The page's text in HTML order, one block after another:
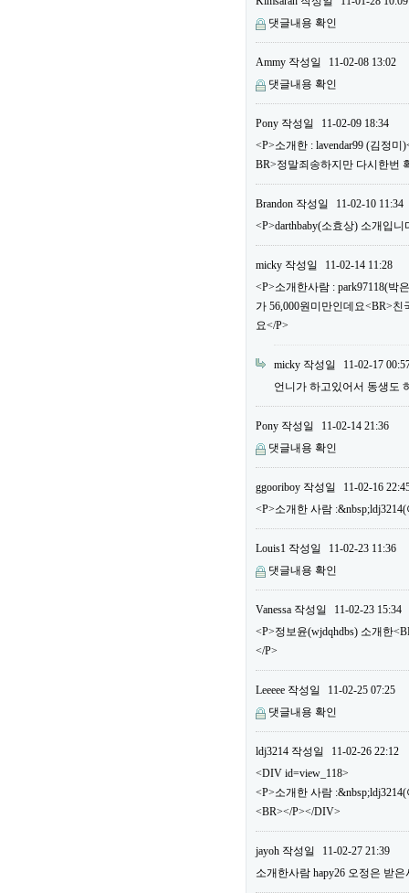
댓글내용 확인
Ammy 작성일
11-02-08 13:02
댓글내용 확인
Pony 작성일
11-02-09 18:34
<P>소개한 : lavendar99 (김정
BR>정말죄송하지만 다시한번
Brandon 작성일
11-02-10 11:34
<P>darthbaby(소효상) 소개입니
micky 작성일
11-02-14 11:28
<P>소개한사람 : park97118(박
가 56,000원미만인데요<BR>
요</P>
micky 작성일
11-02-17
언니가 하고있어서 동생도
Pony 작성일
11-02-14 21:36
댓글내용 확인
ggooriboy 작성일
11-02-16
<P>소개한 사람
Louis1 작성일
11-02-23 11:36
댓글내용 확인
Vanessa 작성일
11-02-23 15:34
<P>정보윤(wjdqhdbs) 소개한
</P>
Leeeee 작성일
11-02-25 07:25
댓글내용 확인
ldj3214 작성일
11-02-26 22:12
<DIV id=view_118>
<P>소개한 사람
<BR></P></DIV>
jayoh 작성일
11-02-27 21:39
소개한사람 hapy26 오정은 받